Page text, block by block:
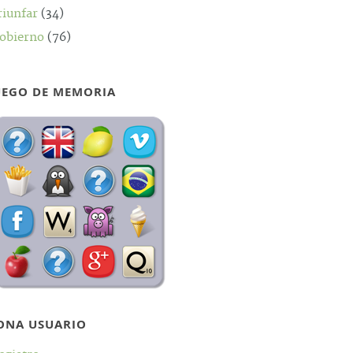
(34)
(76)
DE MEMORIA
USUARIO